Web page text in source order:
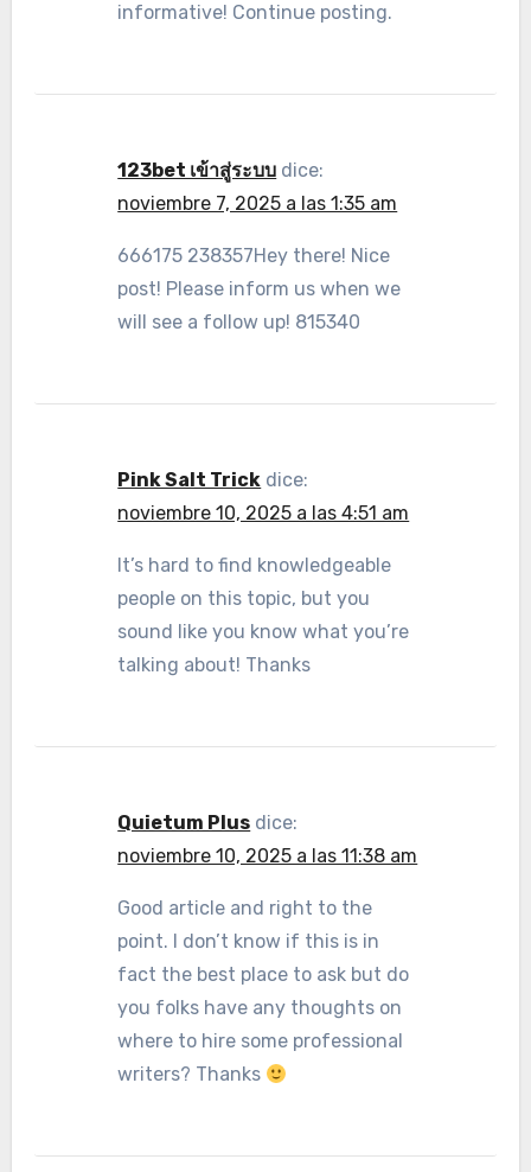
informative! Continue posting.
123bet เข้าสู่ระบบ dice:
noviembre 7, 2025 a las 1:35 am
666175 238357Hey there! Nice
post! Please inform us when we
will see a follow up! 815340
Pink Salt Trick dice:
noviembre 10, 2025 a las 4:51 am
It’s hard to find knowledgeable
people on this topic, but you
sound like you know what you’re
talking about! Thanks
Quietum Plus dice:
noviembre 10, 2025 a las 11:38 am
Good article and right to the
point. I don’t know if this is in
fact the best place to ask but do
you folks have any thoughts on
where to hire some professional
writers? Thanks